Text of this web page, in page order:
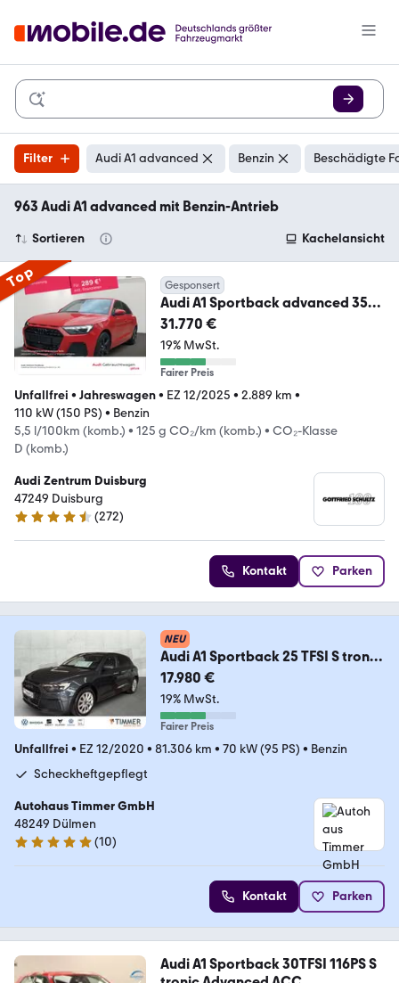
Filter Audi A1 advanced Benzin Beschädigte
963 Audi A1 advanced mit Benzin-Antrieb
Sortieren Kachelansicht
Top Gesponsert
Audi A1 Sportback advanced 35
TFSI S tronic Navi Cock
31.770 €
19% MwSt.
Fairer Preis
Unfallfrei • Jahreswagen• EZ 12/2025 • 2.889 km •
110 kW (150 PS) • Benzin
5,5 l/100km (komb.) • 125 g CO₂/km (komb.) • CO₂-Klasse
D (komb.)
Audi Zentrum Duisburg
47249 Duisburg
4.7 Sterne
(272)
Kontakt Parken
NEU
Audi A1 Sportback 25 TFSI S tronic
ADVANCED +LED +VIR
17.980 €
19% MwSt.
Fairer Preis
Unfallfrei • EZ 12/2020 • 81.306 km • 70 kW (95 PS) • Benzin
Scheckheftgepflegt
Autohaus Timmer GmbH
48249 Dülmen
5 Sterne
(10)
Kontakt Parken
Audi A1 Sportback 30TFSI 116PS S